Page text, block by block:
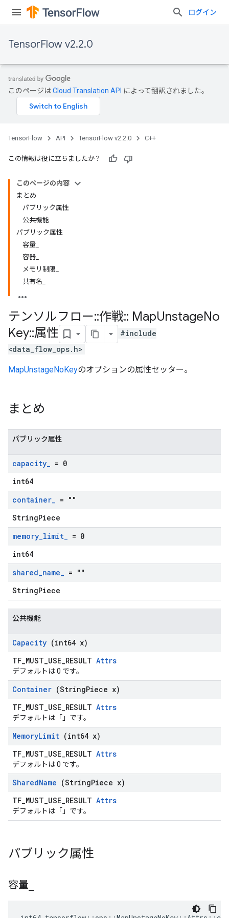
ログイン
TensorFlow v2.2.0
このページはCloud Translation API によって翻訳されました。
TensorFlow API TensorFlow v2.2.0 C++
この情報は役に立ちましたか？
このページの内容
まとめ
パブリック属性
公共機能
パブリック属性
容量_
容器_
メモリ制限_
共有名_
テンソルフロー::作戦:: MapUnstageNo
Key::属性
#include
<data_flow_ops.h>
MapUnstageNoKeyのオプションの属性セッター。
まとめ
パブリック属性
capacity_ = 0
int64
container_ = ""
StringPiece
memory_limit_ = 0
int64
shared_name_ = ""
StringPiece
公共機能
Capacity (int64 x)
TF_MUST_USE_RESULT Attrs
デフォルトは 0 です。
Container (StringPiece x)
TF_MUST_USE_RESULT Attrs
デフォルトは「」です。
MemoryLimit (int64 x)
TF_MUST_USE_RESULT Attrs
デフォルトは 0 です。
SharedName (StringPiece x)
TF_MUST_USE_RESULT Attrs
デフォルトは「」です。
パブリック属性
容量